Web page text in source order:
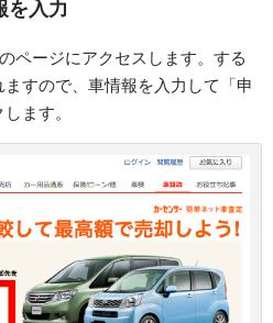
を入力
のページにアクセスします。する
すので、車情報を入力して「申
ます。